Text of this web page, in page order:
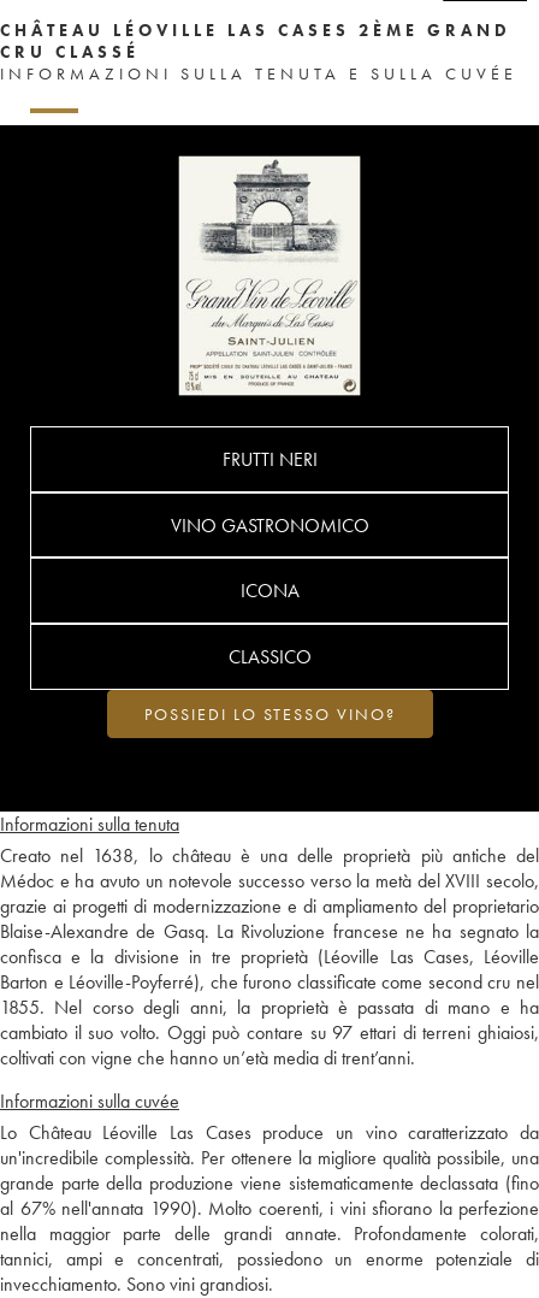
CHÂTEAU LÉOVILLE LAS CASES 2ÈME GRAND
CRU CLASSÉ
INFORMAZIONI SULLA TENUTA E SULLA CUVÉE
Informazioni sulla tenuta
Creato nel 1638, lo château è una delle proprietà più antiche del
Médoc e ha avuto un notevole successo verso la metà del XVIII secolo,
grazie ai progetti di modernizzazione e di ampliamento del proprietario
Blaise-Alexandre de Gasq. La Rivoluzione francese ne ha segnato la
confisca e la divisione in tre proprietà (Léoville Las Cases, Léoville
Barton e Léoville-Poyferré), che furono classificate come second cru nel
1855. Nel corso degli anni, la proprietà è passata di mano e ha
cambiato il suo volto. Oggi può contare su 97 ettari di terreni ghiaiosi,
coltivati con vigne che hanno un’età media di trent’anni.
Informazioni sulla cuvée
Lo Château Léoville Las Cases produce un vino caratterizzato da
un'incredibile complessità. Per ottenere la migliore qualità possibile, una
grande parte della produzione viene sistematicamente declassata (fino
al 67% nell'annata 1990). Molto coerenti, i vini sfiorano la perfezione
nella maggior parte delle grandi annate. Profondamente colorati,
tannici, ampi e concentrati, possiedono un enorme potenziale di
invecchiamento. Sono vini grandiosi.
FRUTTI NERI
VINO GASTRONOMICO
ICONA
CLASSICO
POSSIEDI LO STESSO VINO?